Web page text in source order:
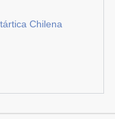
Chilena